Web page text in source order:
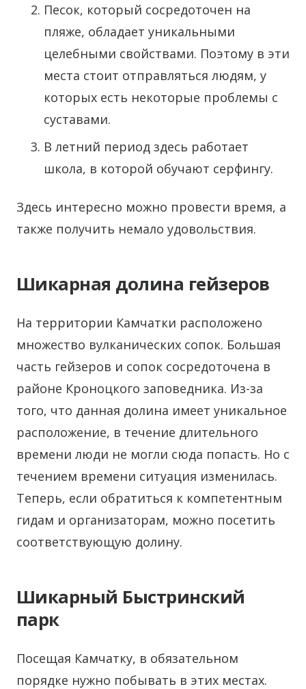
Песок, который сосредоточен на
пляже, обладает уникальными
целебными свойствами. Поэтому в эти
места стоит отправляться людям, у
которых есть некоторые проблемы с
суставами.
В летний период здесь работает
школа, в которой обучают серфингу.
Здесь интересно можно провести время, а
также получить немало удовольствия.
Шикарная долина гейзеров
На территории Камчатки расположено
множество вулканических сопок. Большая
часть гейзеров и сопок сосредоточена в
районе Кроноцкого заповедника. Из-за
того, что данная долина имеет уникальное
расположение, в течение длительного
времени люди не могли сюда попасть. Но с
течением времени ситуация изменилась.
Теперь, если обратиться к компетентным
гидам и организаторам, можно посетить
соответствующую долину.
Шикарный Быстринский
парк
Посещая Камчатку, в обязательном
порядке нужно побывать в этих местах.